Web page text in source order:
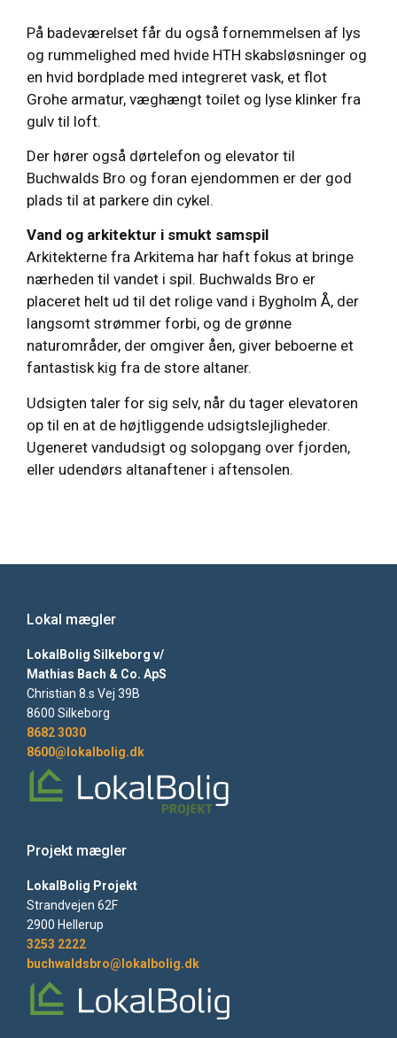
På badeværelset får du også fornemmelsen af lys
og rummelighed med hvide HTH skabsløsninger og
en hvid bordplade med integreret vask, et flot
Grohe armatur, væghængt toilet og lyse klinker fra
gulv til loft.
Der hører også dørtelefon og elevator til
Buchwalds Bro og foran ejendommen er der god
plads til at parkere din cykel.
Vand og arkitektur i smukt samspil
Arkitekterne fra Arkitema har haft fokus at bringe
nærheden til vandet i spil. Buchwalds Bro er
placeret helt ud til det rolige vand i Bygholm Å, der
langsomt strømmer forbi, og de grønne
naturområder, der omgiver åen, giver beboerne et
fantastisk kig fra de store altaner.
Udsigten taler for sig selv, når du tager elevatoren
op til en at de højtliggende udsigtslejligheder.
Ugeneret vandudsigt og solopgang over fjorden,
eller udendørs altanaftener i aftensolen.
Lokal mægler
LokalBolig Silkeborg v/
Mathias Bach & Co. ApS
Christian 8.s Vej 39B
8600 Silkeborg
8682 3030
8600@lokalbolig.dk
Projekt mægler
LokalBolig Projekt
Strandvejen 62F
2900 Hellerup
3253 2222
buchwaldsbro@lokalbolig.dk